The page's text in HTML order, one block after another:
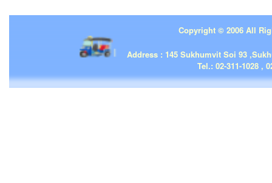
Copyright © 2006 All
| | |
Address : 145 Sukhumvit Soi 93
Tel.: 02-311-1028 ,